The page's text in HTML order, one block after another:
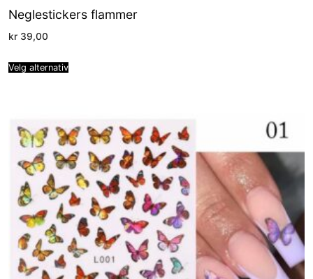
Neglestickers flammer
kr 39,00
Velg alternativ